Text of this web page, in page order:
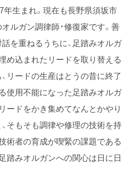
生まれ。現在も長野県須坂市
ルガン調律師・修復家です。善
を重ねるうちに、足踏みオルガ
め込まれたリードを取り替える
リードの生産はとうの昔に終了
使用不能になった足踏みオルガ
ードをかき集めてなんとかやり
そもそも調律や修理の技術を持
術者の育成が喫緊の課題である
踏みオルガンへの関心は日に日